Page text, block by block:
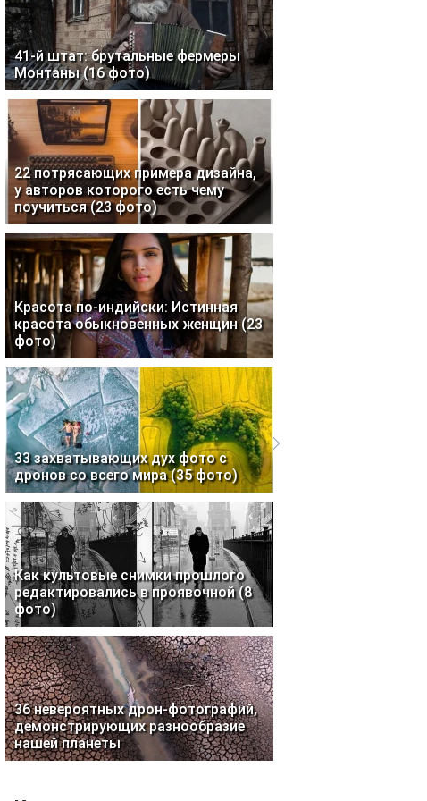
41-й штат: брутальные фермеры
Монтаны (16 фото)
22 потрясающих примера дизайна,
у авторов которого есть чему
поучиться (23 фото)
Красота по-индийски: Истинная
красота обыкновенных женщин (23
фото)
33 захватывающих дух фото с
дронов со всего мира (35 фото)
Как культовые снимки прошлого
редактировались в проявочной (8
фото)
36 невероятных дрон-фотографий,
демонстрирующих разнообразие
нашей планеты